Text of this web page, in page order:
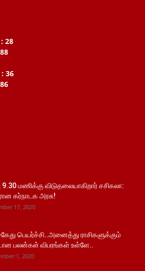
28
36
9.30 மணிக்கு விடுதலையாகிறார் சசிகலா:
கர்நாடக அரசு!
17, 2020
கேது பெயர்ச்சி..அனைத்து ராசிகளுக்கும்
பலன்கள் விபரங்கள் உள்ளே..
1, 2020